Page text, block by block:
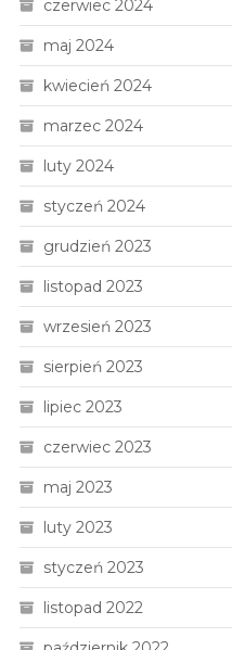
czerwiec 2024
maj 2024
kwiecień 2024
marzec 2024
luty 2024
styczeń 2024
grudzień 2023
listopad 2023
wrzesień 2023
sierpień 2023
lipiec 2023
czerwiec 2023
maj 2023
luty 2023
styczeń 2023
listopad 2022